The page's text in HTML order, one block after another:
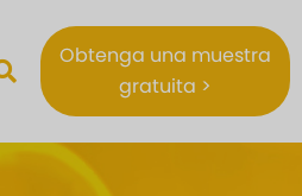
Obtenga una muestra
gratuita >